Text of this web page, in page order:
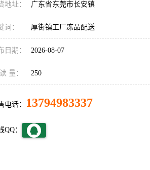
地址： 广东省东莞市长安镇
词： 厚街镇工厂冻品配送
日期： 2026-08-07
量： 250
电话： 13794983337
QQ：